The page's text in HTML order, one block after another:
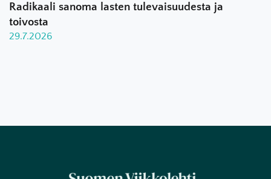
Radikaali sanoma lasten tulevaisuudesta ja
toivosta
29.7.2026